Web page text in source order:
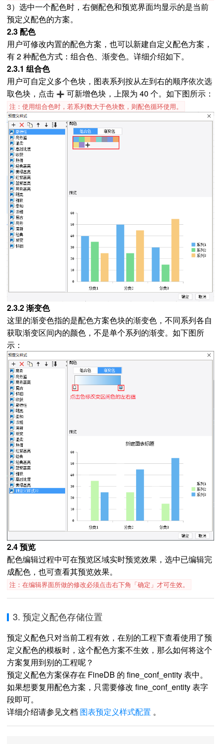
3）选中一个配色时，右侧配色和预览界面均显示的是当前
预定义配色的方案。
2.3 配色
用户可修改内置的配色方案，也可以新建自定义配色方案，
有 2 种配色方式：组合色、渐变色。详细介绍如下。
2.3.1 组合色
用户可自定义多个色块，图表系列按从左到右的顺序依次选
取色块，点击
可新增色块，上限为 40 个。如下图所示：
注：使用组合色时，若系列数大于色块数，则配色循环使用。
2.3.2 渐变色
这里的渐变色指的是配色方案色块的渐变色，不同系列各自
获取渐变区间内的颜色，不是单个系列的渐变。如下图所
示：
2.4 预览
配色编辑过程中可在预览区域实时预览效果，选中已编辑完
成配色，也可查看其预览效果。
注：在编辑界面所做的修改必须点击右下角「确定」才可生效。
3. 预定义配色存储位置
预定义配色只对当前工程有效，在别的工程下查看使用了预
定义配色的模板时，这个配色方案不生效，那么如何将这个
方案复用到别的工程呢？
预定义配色方案保存在 FineDB 的 fine_conf_entity 表中。
如果想要复用配色方案，只需要修改 fine_conf_entity 表字
段即可。
详细介绍请参见文档 图表预定义样式配置 。